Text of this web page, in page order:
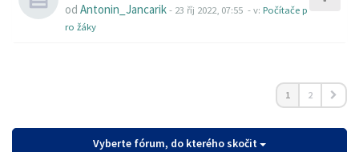
od Antonin_Jancarik- 23 říj 2022, 07:55 - v: Počítače p
ro žáky
1 2
Vyberte fórum, do kterého skočit